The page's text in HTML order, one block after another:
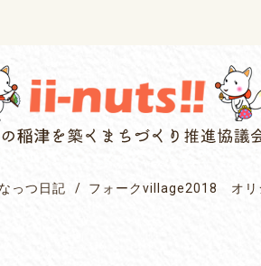
っつ日記 フォークvillage2018 オリ